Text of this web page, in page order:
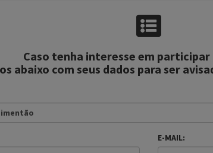
Caso tenha interesse em
abaixo com seus dados para ser
E-MAIL: